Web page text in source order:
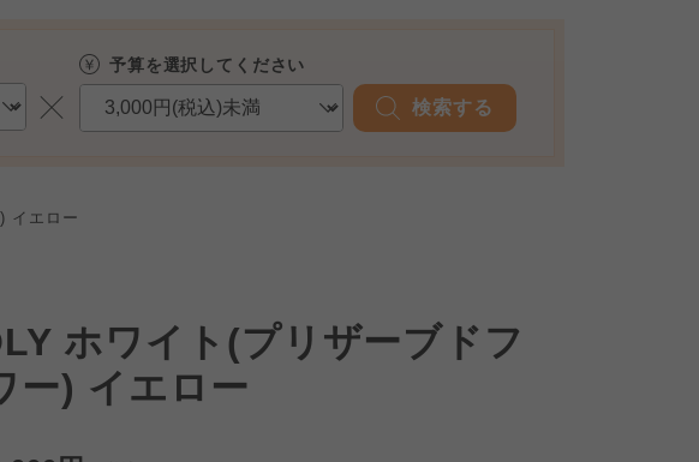
予算を選択してください
検索する
イエロー
ホワイト(プリザーブドフ
ー) イエロー